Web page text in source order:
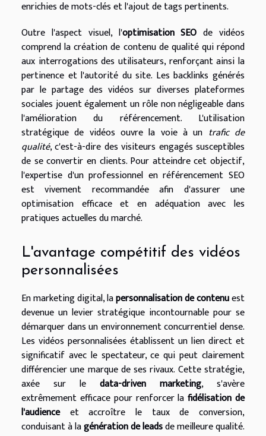
enrichies de mots-clés et l'ajout de tags pertinents.
Outre l'aspect visuel, l'optimisation SEO de vidéos
comprend la création de contenu de qualité qui répond
aux interrogations des utilisateurs, renforçant ainsi la
pertinence et l'autorité du site. Les backlinks générés
par le partage des vidéos sur diverses plateformes
sociales jouent également un rôle non négligeable dans
l'amélioration du référencement. L'utilisation
stratégique de vidéos ouvre la voie à un trafic de
qualité, c'est-à-dire des visiteurs engagés susceptibles
de se convertir en clients. Pour atteindre cet objectif,
l'expertise d'un professionnel en référencement SEO
est vivement recommandée afin d'assurer une
optimisation efficace et en adéquation avec les
pratiques actuelles du marché.
L'avantage compétitif des vidéos
personnalisées
En marketing digital, lapersonnalisation de contenuest
devenue un levier stratégique incontournable pour se
démarquer dans un environnement concurrentiel dense.
Les vidéos personnalisées établissent un lien direct et
significatif avec le spectateur, ce qui peut clairement
différencier une marque de ses rivaux. Cette stratégie,
axée sur le data-driven marketing, s'avère
extrêmement efficace pour renforcer lafidélisation de
l'audienceet accroître le taux de conversion,
conduisant à lagénération de leadsde meilleure qualité.